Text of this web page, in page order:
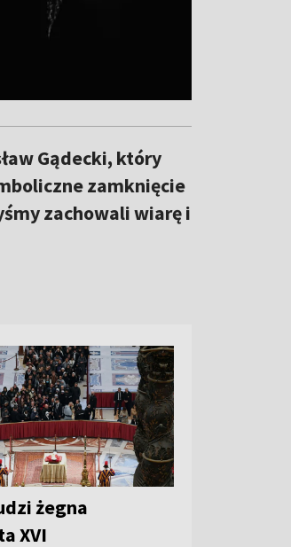
Gądecki, który
zamknięcie
zachowali wiarę i
żegna
XVI